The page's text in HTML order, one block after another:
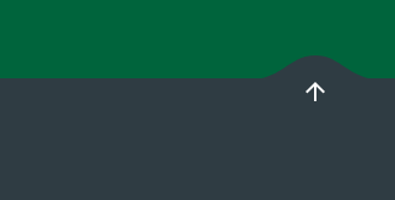
arrow_upward